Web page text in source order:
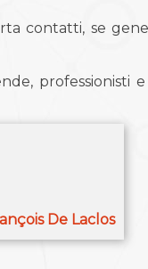
contatti, se
professionisti
De Laclos